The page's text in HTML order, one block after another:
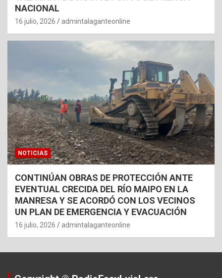
NACIONAL
16 julio, 2026 admintalaganteonline
NOTICIAS
CONTINÚAN OBRAS DE PROTECCIÓN ANTE
EVENTUAL CRECIDA DEL RÍO MAIPO EN LA
MANRESA Y SE ACORDÓ CON LOS VECINOS
UN PLAN DE EMERGENCIA Y EVACUACIÓN
16 julio, 2026 admintalaganteonline